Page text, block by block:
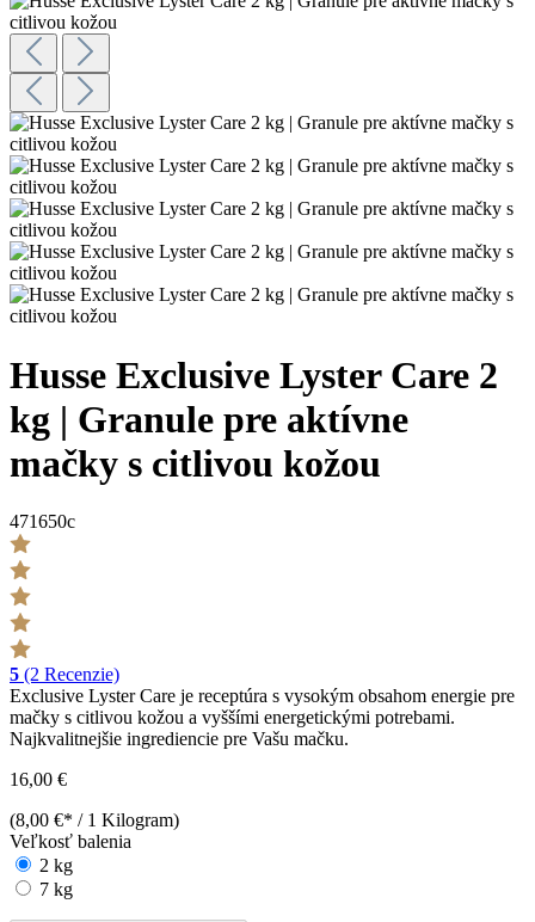
Husse Exclusive Lyster Care 2
kg | Granule pre aktívne
mačky s citlivou kožou
471650c
5 (2 Recenzie)
Exclusive Lyster Care je receptúra s vysokým obsahom energie pre
mačky s citlivou kožou a vyššími energetickými potrebami.
Najkvalitnejšie ingrediencie pre Vašu mačku.
16,00 €
(8,00 €* / 1 Kilogram)
Veľkosť balenia
2 kg
7 kg